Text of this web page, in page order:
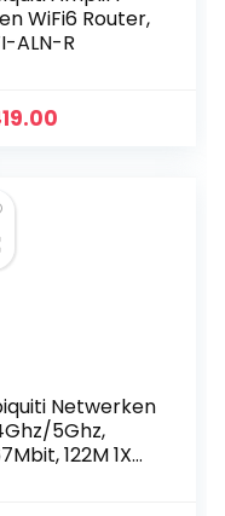
WiFi6 Router,
ALN-R
Netwerken
5Ghz,
122M 1X